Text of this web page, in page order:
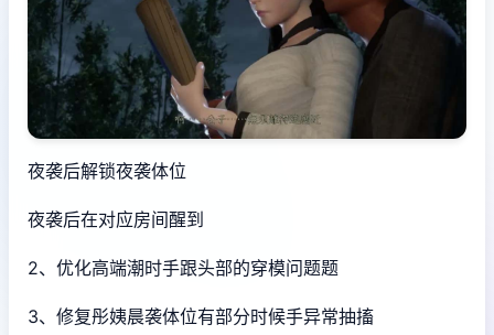
夜袭后解锁夜袭体位
夜袭后在对应房间醒到
2、优化高端潮时手跟头部的穿模问题题
3、修复彤姨晨袭体位有部分时候手异常抽搐